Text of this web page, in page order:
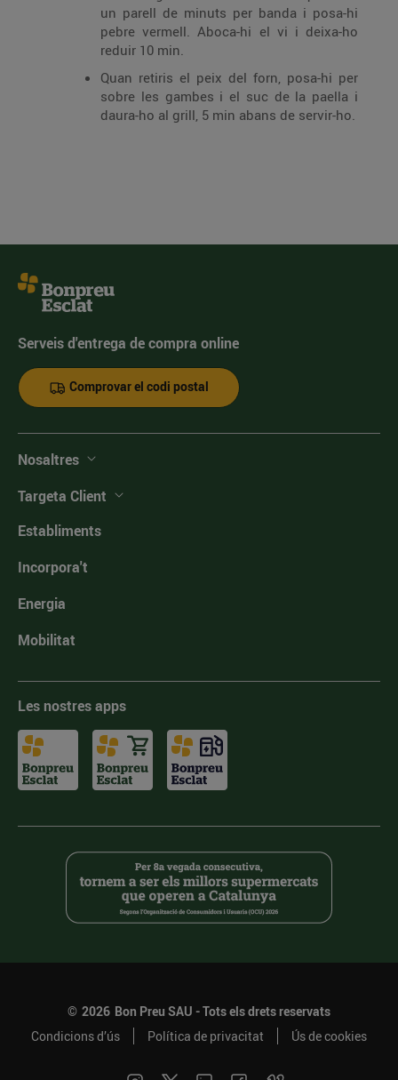
un parell de minuts per banda i posa-hi
pebre vermell. Aboca-hi el vi i deixa-ho
reduir 10 min.
Quan retiris el peix del forn, posa-hi per
sobre les gambes i el suc de la paella i
daura-ho al grill, 5 min abans de servir-ho.
Serveis d'entrega de compra online
Comprovar el codi postal
Nosaltres
Targeta Client
Establiments
Incorpora't
Energia
Mobilitat
Les nostres apps
© 2026 Bon Preu SAU - Tots els drets reservats
Condicions d’ús
Política de privacitat Ús de cookies